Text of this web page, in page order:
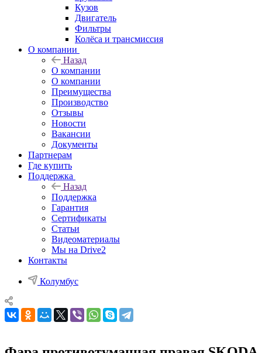
Кузов
Двигатель
Фильтры
Колёса и трансмиссия
О компании
Назад
О компании
О компании
Преимущества
Производство
Отзывы
Новости
Вакансии
Документы
Партнерам
Где купить
Поддержка
Назад
Поддержка
Гарантия
Сертификаты
Статьи
Видеоматериалы
Мы на Drive2
Контакты
Колумбус